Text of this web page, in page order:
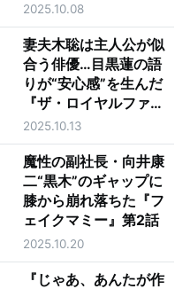
2025.10.08
妻夫木聡は主人公が似
合う俳優…目黒蓮の語
りが“安心感”を生んだ
『ザ・ロイヤルファミ
リー』第1話
2025.10.13
魔性の副社長・向井康
二“黒木”のギャップに
膝から崩れ落ちた『フ
ェイクマミー』第2話
2025.10.20
『じゃあ、あんたが作